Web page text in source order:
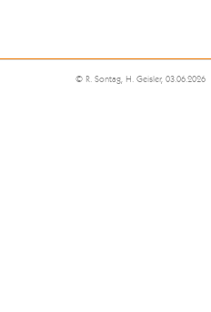
© R. Sontag, H. Geisler, 03.06.2026